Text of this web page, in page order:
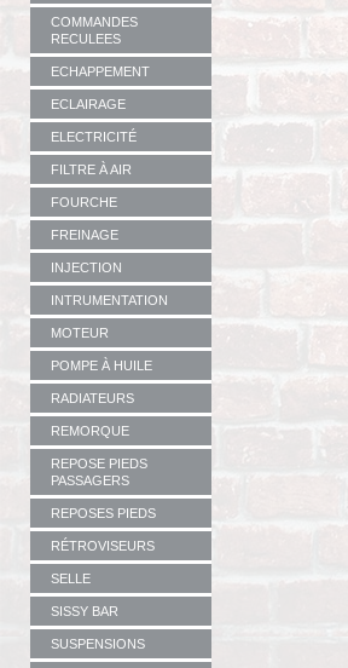
COMMANDES
RECULEES
ECHAPPEMENT
ECLAIRAGE
ELECTRICITÉ
FILTRE À AIR
FOURCHE
FREINAGE
INJECTION
INTRUMENTATION
MOTEUR
POMPE À HUILE
RADIATEURS
REMORQUE
REPOSE PIEDS
PASSAGERS
REPOSES PIEDS
RÉTROVISEURS
SELLE
SISSY BAR
SUSPENSIONS